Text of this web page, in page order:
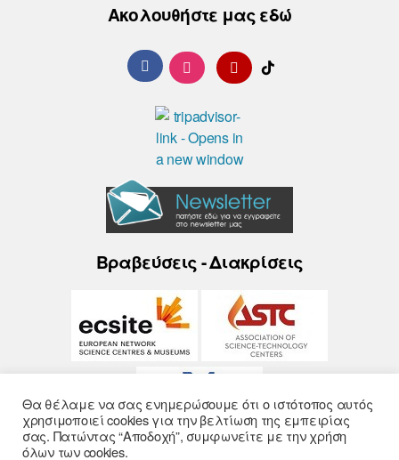
Ακολουθήστε μας εδώ
Βραβεύσεις - Διακρίσεις
Θα θέλαμε να σας ενημερώσουμε ότι ο ιστότοπος αυτός
χρησιμοποιεί cookies για την βελτίωση της εμπειρίας
σας. Πατώντας “Αποδοχή”, συμφωνείτε με την χρήση
όλων των cookies.